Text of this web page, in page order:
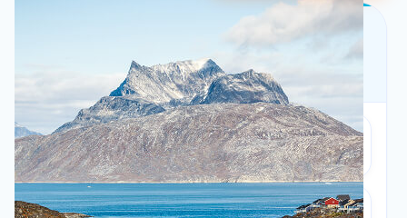
Chọn gói SIM phù hợp
Các bước đơn giản để chọn đúng gói cần dùng
1 ngày • Theo ngày
1
Số ngày
1ngày
Loại gói